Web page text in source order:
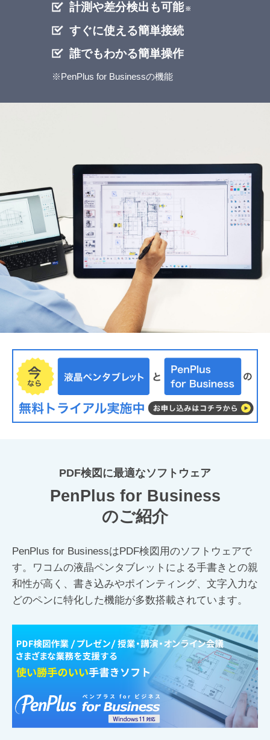
計測や差分検出も可能 ※
すぐに使える簡単接続
誰でもわかる簡単操作
※PenPlus for Businessの機能
PDF検図に最適なソフトウェア
PenPlus for Business
のご紹介
PenPlus for BusinessはPDF検図用のソフトウェアで
す。ワコムの液晶ペンタブレットによる手書きとの親
和性が高く、書き込みやポインティング、文字入力な
どのペンに特化した機能が多数搭載されています。